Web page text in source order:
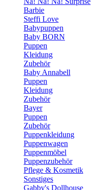
Barbie
Steffi Love
Babypuppen
Baby BORN
Puppen
Kleidung
Zubehör
Baby Annabell
Puppen
Kleidung
Zubehör
Bayer
Puppen
Zubehör
Puppenkleidung
Puppenwagen
Puppenmöbel
Puppenzubehör
Pflege & Kosmetik
Sonstiges
Gabby's Dollhouse